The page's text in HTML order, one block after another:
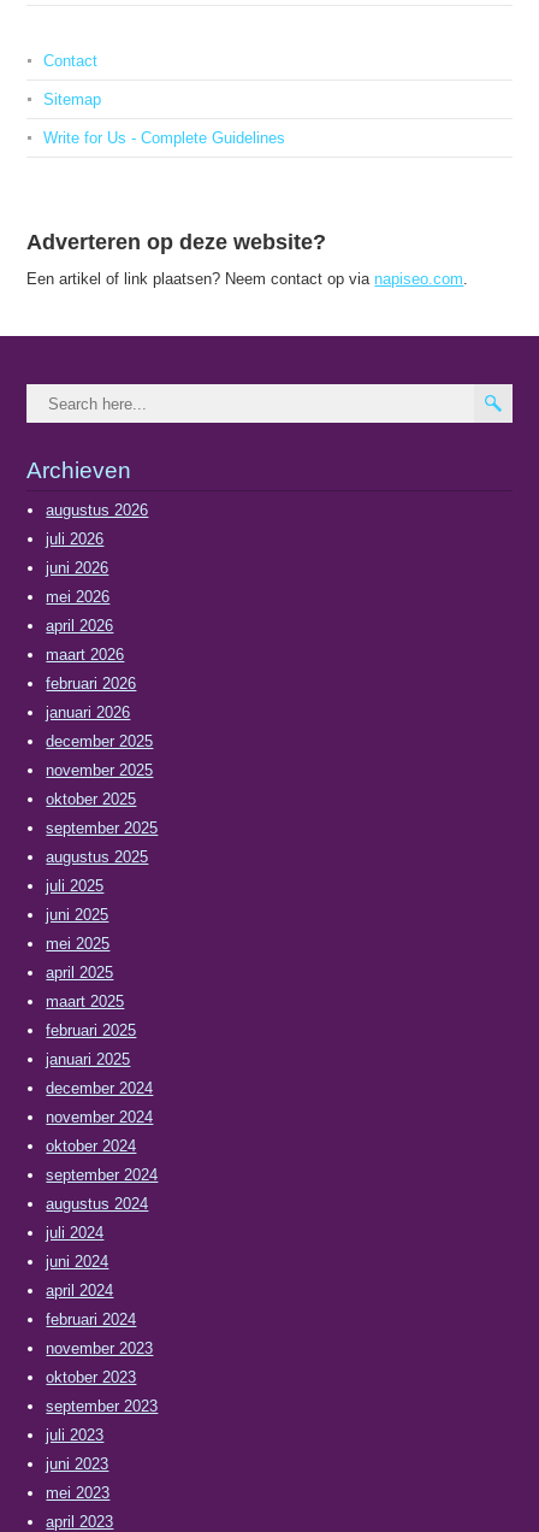
Contact
Sitemap
Write for Us - Complete Guidelines
Adverteren op deze website?
Een artikel of link plaatsen? Neem contact op vianapiseo.com.
Archieven
augustus 2026
juli 2026
juni 2026
mei 2026
april 2026
maart 2026
februari 2026
januari 2026
december 2025
november 2025
oktober 2025
september 2025
augustus 2025
juli 2025
juni 2025
mei 2025
april 2025
maart 2025
februari 2025
januari 2025
december 2024
november 2024
oktober 2024
september 2024
augustus 2024
juli 2024
juni 2024
april 2024
februari 2024
november 2023
oktober 2023
september 2023
juli 2023
juni 2023
mei 2023
april 2023